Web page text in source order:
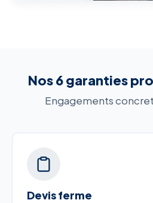
Nos 6 garanties
Engagements
Devis ferme